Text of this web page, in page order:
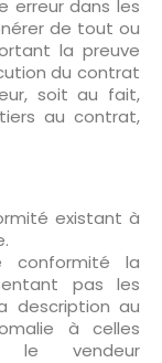
erreur dans les
de tout ou
la preuve
du contrat
soit au fait,
au contrat,
existant à
conformité la
pas les
description au
à celles
le vendeur